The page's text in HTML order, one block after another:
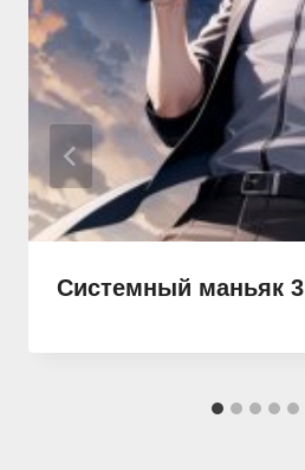
Системный маньяк 3